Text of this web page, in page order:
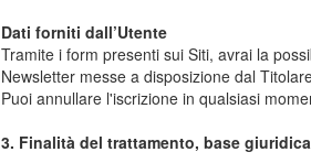
Dati forniti dall’Utente
Tramite i form presenti sui Siti, avrai la
Newsletter messe a disposizione dal
Puoi annullare l'iscrizione in qualsiasi
3. Finalità del trattamento, base